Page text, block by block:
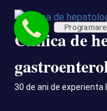
Skip
content
Clinica de
30 de ani de experienta
Programare